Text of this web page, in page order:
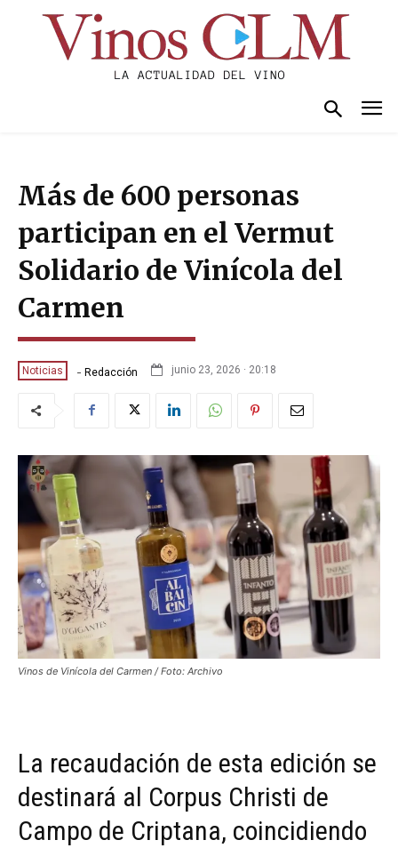
Más de 600 personas
participan en el Vermut
Solidario de Vinícola del
Carmen
Noticias - Redacción junio 23, 2026 · 20:18
Vinos de Vinícola del Carmen / Foto: Archivo
La recaudación de esta edición se
destinará al Corpus Christi de
Campo de Criptana, coincidiendo